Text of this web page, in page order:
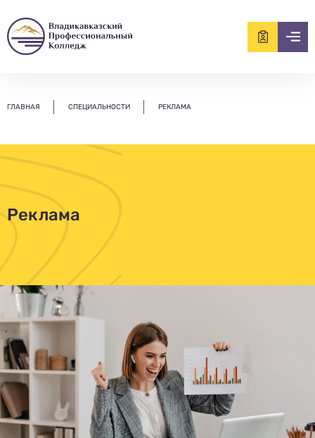
ГЛАВНАЯ СПЕЦИАЛЬНОСТИ РЕКЛАМА
Реклама